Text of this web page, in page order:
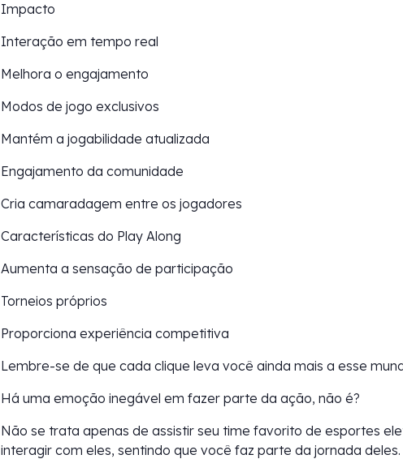
Impacto
Interação em tempo real
Melhora o engajamento
Modos de jogo exclusivos
Mantém a jogabilidade atualizada
Engajamento da comunidade
Cria camaradagem entre os jogadores
Características do Play Along
Aumenta a sensação de participação
Torneios próprios
Proporciona experiência competitiva
Lembre-se de que cada clique leva você ainda mais a esse
Há uma emoção inegável em fazer parte da ação, não é?
Não se trata apenas de assistir seu time favorito de esportes
interagir com eles, sentindo que você faz parte da jornada deles.